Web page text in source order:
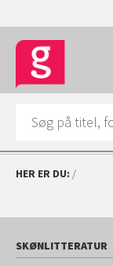
HER ER DU: /
SKØNLITTERATUR